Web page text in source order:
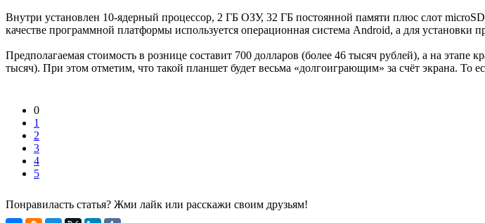
Внутри установлен 10-ядерный процессор, 2 ГБ ОЗУ, 32 ГБ постоянной памяти плюс слот
качестве программной платформы используется операционная система Android, а для установки
Предполагаемая стоимость в рознице составит 700 долларов (более 46 тысяч рублей), а на
тысяч). При этом отметим, что такой планшет будет весьма «долгоиграющим» за счёт экрана. То
0
1
2
3
4
5
Понравиласть статья? Жми лайк или расскажи своим друзьям!